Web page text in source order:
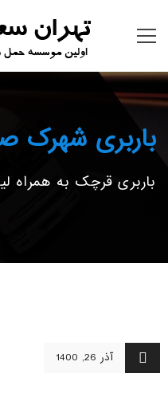
باربری شهرک
باربری قرچک به همراه
آذر 26, 1400